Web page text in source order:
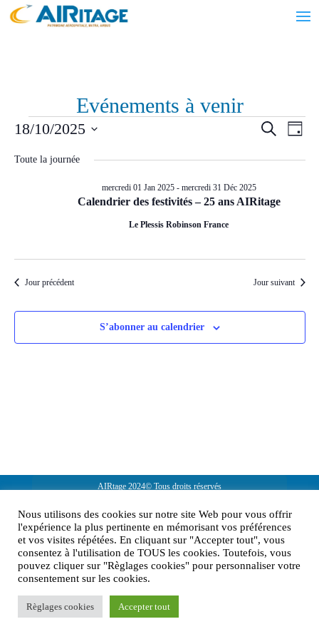
Evénements à venir
Évènements
samedi
vues
Recherche
de
Jour
18/10/2025
Toute la journée
Calendrier des festivités – 25 ans AIRitage
mercredi 01 Jan 2025- mercredi 31 Déc 2025
Le Plessis Robinson France
Jour précédent Jour suivant
S’abonner au calendrier
AIRtage 2024© Tous droits réservés
Mentions légales
Contactez-nous !
Nous utilisons des cookies sur notre site Web pour vous offrir
l'expérience la plus pertinente en mémorisant vos préférences
et vos visites répétées. En cliquant sur "Accepter tout", vous
consentez à l'utilisation de TOUS les cookies. Toutefois, vous
pouvez cliquer sur "Règlages cookies" pour personnaliser votre
consentement sur les cookies.
Règlages cookies Accepter tout